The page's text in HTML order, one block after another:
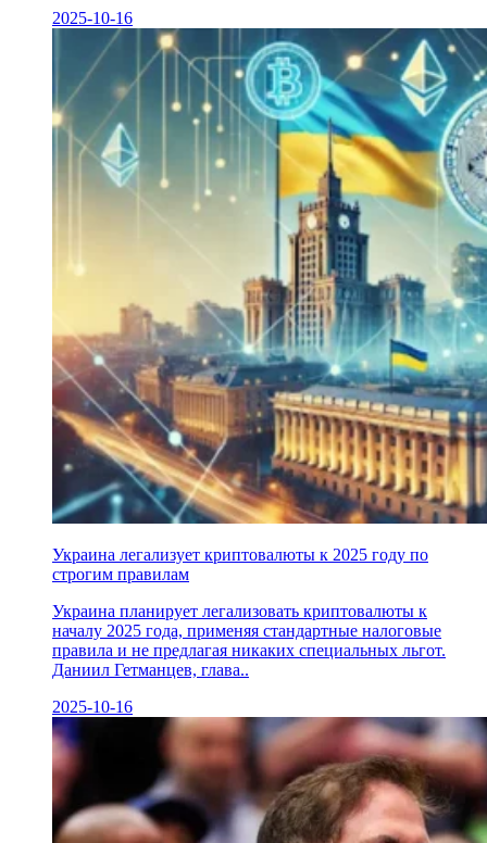
2025-10-16
Украина легализует криптовалюты к 2025 году по
строгим правилам
Украина планирует легализовать криптовалюты к
началу 2025 года, применяя стандартные налоговые
правила и не предлагая никаких специальных льгот.
Даниил Гетманцев, глава..
2025-10-16